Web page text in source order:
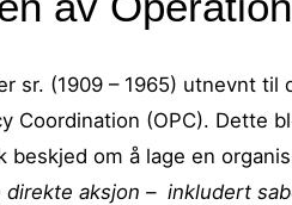
sr. (1909 – 1965) utnevnt
Coordination (OPC). Dette
beskjed om å lage en
aksjon – inkludert